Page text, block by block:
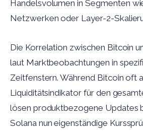
Handelsvolumen in Segmenten
Netzwerken oder Layer-2-
Die Korrelation zwischen Bitcoin
laut Marktbeobachtungen in
Zeitfenstern. Während Bitcoin oft
Liquiditätsindikator für den
lösen produktbezogene Updates
Solana nun eigenständige